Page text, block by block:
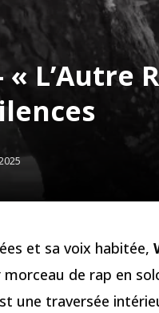
« L’Autre
et sa voix habitée,
de rap en
une traversée